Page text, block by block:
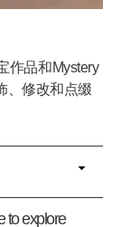
作品和Mystery
、修改和点缀
to explore